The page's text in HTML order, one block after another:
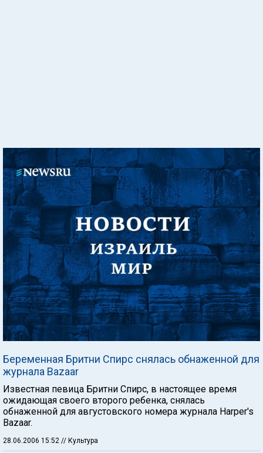
Беременная Бритни Спирс снялась обнаженной для
журнала Bazaar
Известная певица Бритни Спирс, в настоящее время
ожидающая своего второго ребенка, снялась
обнаженной для августовского номера журнала Harper's
Bazaar.
28.06.2006 15:52 // Культура